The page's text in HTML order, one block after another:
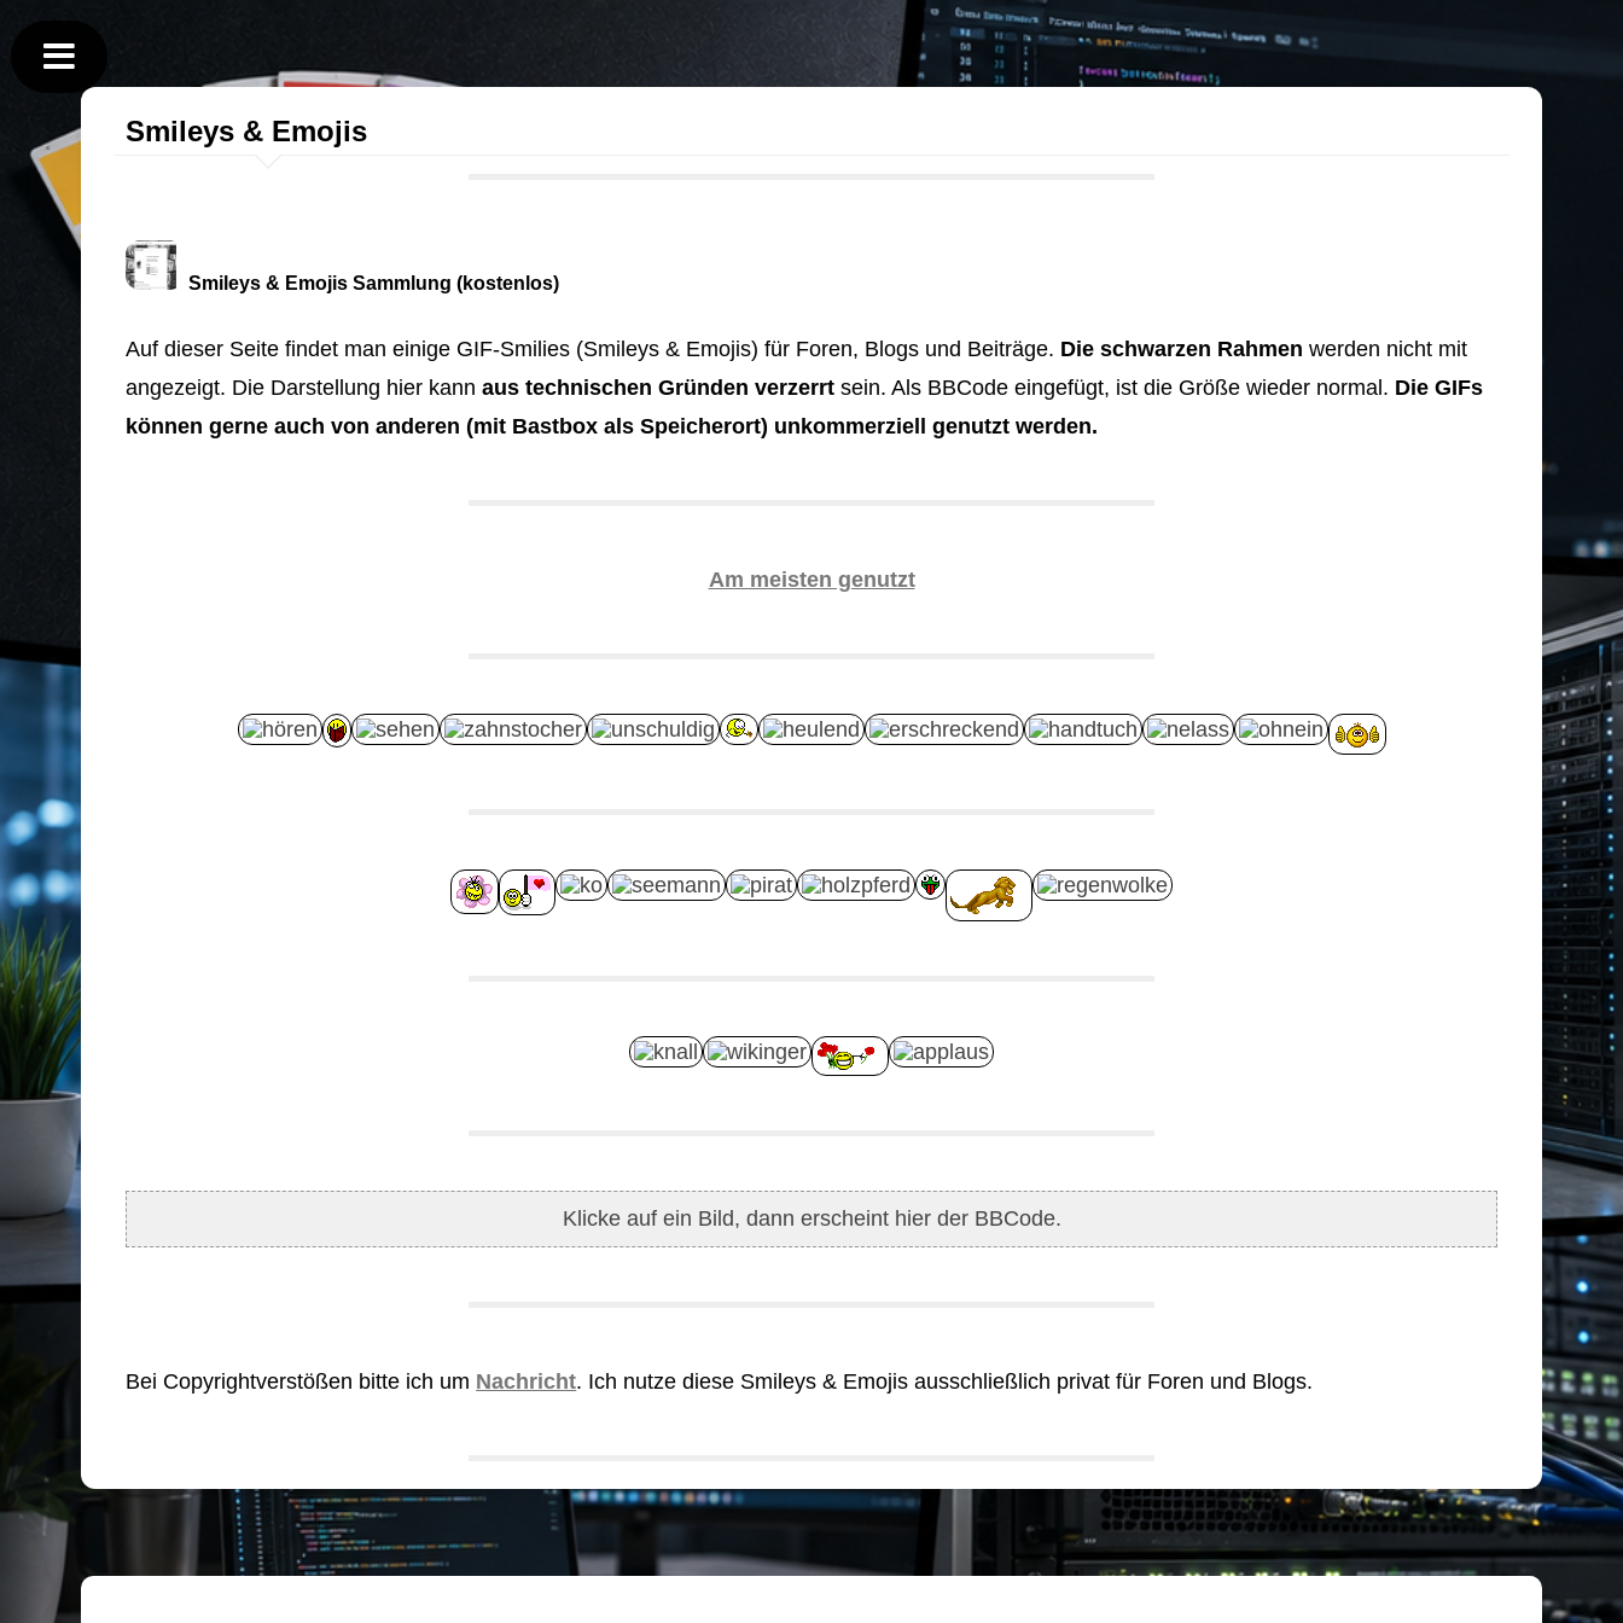
Smileys & Emojis
Smileys & Emojis Sammlung (kostenlos)
Auf dieser Seite findet man einige GIF-Smilies (Smileys & Emojis) für Foren, Blogs und Beiträge. Die schwarzen Rahmen werden nicht mit
angezeigt. Die Darstellung hier kannaus technischen Gründen verzerrt sein. Als BBCode eingefügt, ist die Größe wieder normal. Die GIFs
können gerne auch von anderen (mit Bastbox als Speicherort) unkommerziell genutzt werden.
Am meisten genutzt
Klicke auf ein Bild, dann erscheint hier der BBCode.
Bei Copyrightverstößen bitte ich um Nachricht. Ich nutze diese Smileys & Emojis ausschließlich privat für Foren und Blogs.